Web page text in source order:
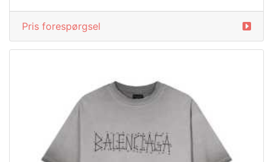
Pris forespørgsel